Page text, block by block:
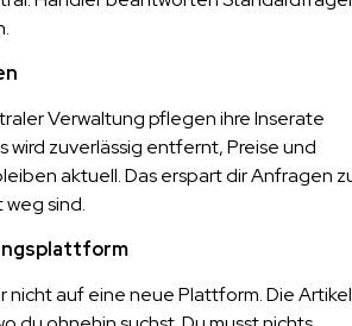
Verwaltung pflegen ihre Inserate
wird zuverlässig entfernt, Preise und
aktuell. Das erspart dir Anfragen
sind.
nicht auf eine neue Plattform. Die Artikel